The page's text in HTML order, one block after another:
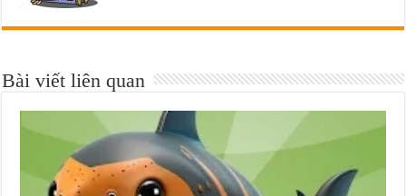
Bài viết liên quan